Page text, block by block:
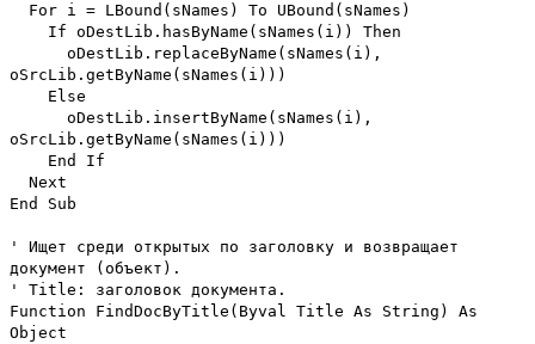
For i = LBound(sNames) To UBound(sNames)
If oDestLib.hasByName(sNames(i)) Then
oDestLib.replaceByName(sNames(i),
oSrcLib.getByName(sNames(i)))
Else
oDestLib.insertByName(sNames(i),
oSrcLib.getByName(sNames(i)))
End If
Next
End Sub
' Ищет среди открытых по заголовку и возвращает
документ (объект).
' Title: заголовок документа.
Function FindDocByTitle(Byval Title As String) As
Object